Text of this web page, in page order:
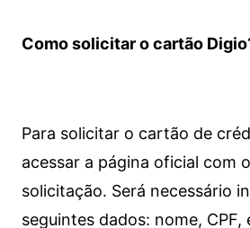
Como solicitar o cartão
Para solicitar o cartão de
acessar a página oficial com
solicitação. Será necessário
seguintes dados: nome, CPF,